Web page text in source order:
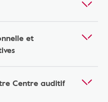
et
Centre auditif